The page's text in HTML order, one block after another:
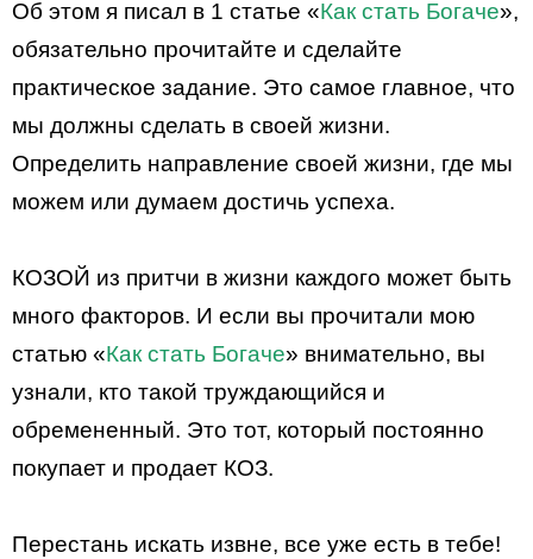
Об этом я писал в 1 статье «Как стать Богаче»,
обязательно прочитайте и сделайте
практическое задание. Это самое главное, что
мы должны сделать в своей жизни.
Определить направление своей жизни, где мы
можем или думаем достичь успеха.
КОЗОЙ из притчи в жизни каждого может быть
много факторов. И если вы прочитали мою
статью «Как стать Богаче» внимательно, вы
узнали, кто такой труждающийся и
обремененный. Это тот, который постоянно
покупает и продает КОЗ.
Перестань искать извне, все уже есть в тебе!